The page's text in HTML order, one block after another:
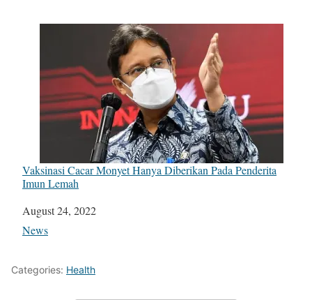
Vaksinasi Cacar Monyet Hanya Diberikan Pada Penderita
Imun Lemah
Date
August 24, 2022
In relation to
News
Categories: Health